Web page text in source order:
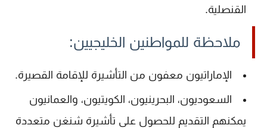
القنصلية.
ملاحظة للمواطنين الخليجيين:
الإماراتيون معفون من التأشيرة للإقامة القصيرة.
السعوديون، البحرينيون، الكويتيون، والعمانيون
يمكنهم التقديم للحصول على تأشيرة شنغن متعددة